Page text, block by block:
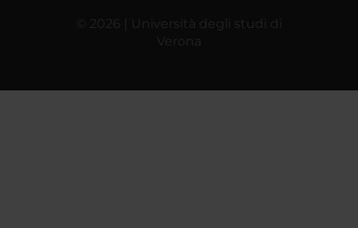
© 2026 | Università degli studi di
Verona